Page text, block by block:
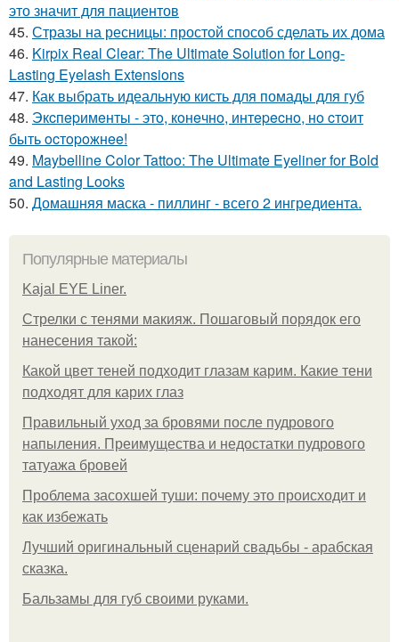
это значит для пациентов
45. Стразы на ресницы: простой способ сделать их дома
46. Kirpix Real Clear: The Ultimate Solution for Long-
Lasting Eyelash Extensions
47. Как выбрать идеальную кисть для помады для губ
48. Экcпepимeнты - этo, кoнeчнo, интepecнo, нo cтoит
быть ocтopoжнee!
49. Maybelline Color Tattoo: The Ultimate Eyeliner for Bold
and Lasting Looks
50. Домашняя маска - пиллинг - всего 2 ингредиента.
Популярные материалы
Kajal EYE Liner.
Стрелки с тенями макияж. Пошаговый порядок его
нанесения такой:
Какой цвет теней подходит глазам карим. Какие тени
подходят для карих глаз
Правильный уход за бровями после пудрового
напыления. Преимущества и недостатки пудрового
татуажа бровей
Проблема засохшей туши: почему это происходит и
как избежать
Лучший оригинальный сценарий свадьбы - арабская
сказка.
Бальзамы для губ своими руками.